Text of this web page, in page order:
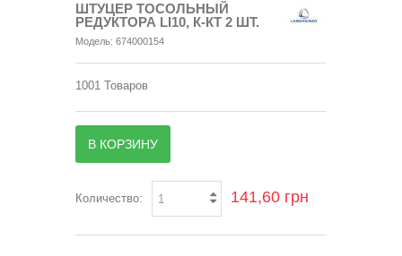
ШТУЦЕР ТОСОЛЬНЫЙ
РЕДУКТОРА LI10, К-КТ 2 ШТ.
Модель: 674000154
1001 Товаров
В КОРЗИНУ
Количество: 141,60 грн